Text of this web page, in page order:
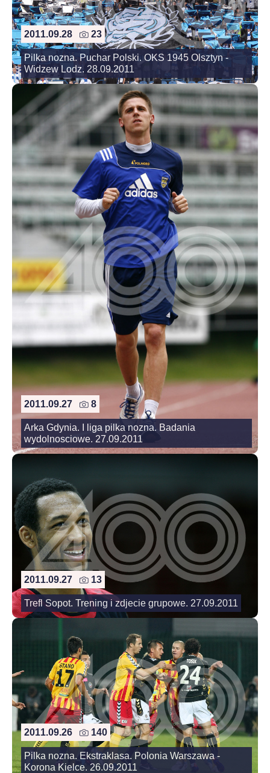
2011.09.28 23
Pilka nozna. Puchar Polski. OKS 1945 Olsztyn -
Widzew Lodz. 28.09.2011
2011.09.27 8
Arka Gdynia. I liga pilka nozna. Badania
wydolnosciowe. 27.09.2011
2011.09.27 13
Trefl Sopot. Trening i zdjecie grupowe. 27.09.2011
2011.09.26 140
Pilka nozna. Ekstraklasa. Polonia Warszawa -
Korona Kielce. 26.09.2011